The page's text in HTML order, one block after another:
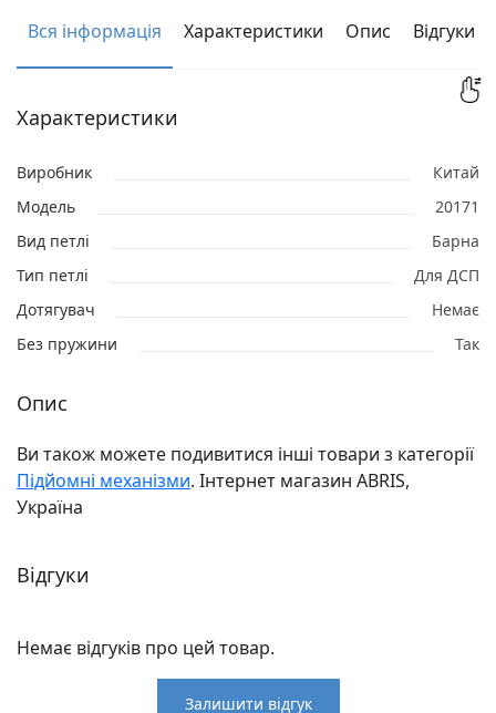
Вся інформація Характеристики Опис Відгуки
Характеристики
Виробник
Китай
Модель
20171
Вид петлі
Барна
Тип петлі
Для ДСП
Дотягувач
Немає
Без пружини
Так
Опис
Ви також можете подивитися інші товари з категорії
Підйомні механізми. Інтернет магазин ABRIS,
Україна
Відгуки
Немає відгуків про цей товар.
Залишити відгук